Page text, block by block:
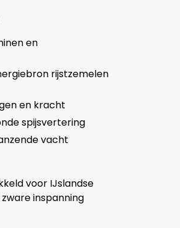
en
rijstzemelen
en kracht
spijsvertering
vacht
voor IJslandse
inspanning